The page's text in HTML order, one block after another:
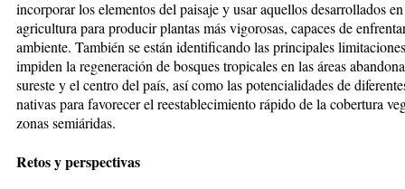
incorporar los elementos del paisaje y usar aquellos desarrollados
agricultura para producir plantas más vigorosas, capaces de
ambiente. También se están identificando las principales
impiden la regeneración de bosques tropicales en las áreas
sureste y el centro del país, así como las potencialidades de
nativas para favorecer el reestablecimiento rápido de la cobertura
zonas semiáridas.
Retos y perspectivas